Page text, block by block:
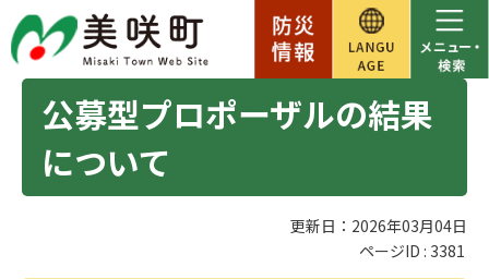
公募型プロポーザルの結果
について
更新日：2026年03月04日
ページID : 3381